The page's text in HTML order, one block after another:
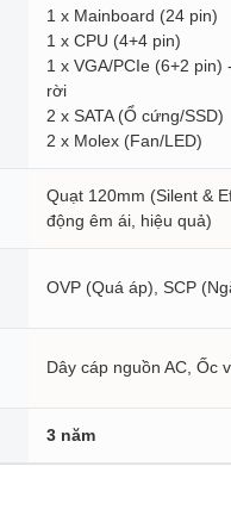
1 x Mainboard (24 pin)
1 x CPU (4+4 pin)
1 x VGA/PCIe (6+2 pin)
rời
2 x SATA (Ổ cứng/SSD)
2 x Molex (Fan/LED)
Quạt 120mm (Silent &
động êm ái, hiệu quả)
OVP (Quá áp), SCP
Dây cáp nguồn AC, Ốc
3 năm